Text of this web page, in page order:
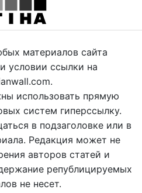
материалов сайта
условии ссылки на
использовать прямую
систем гиперссылку.
в подзаголовке или в
Редакция может не
авторов статей и
републицируемых
не несет.